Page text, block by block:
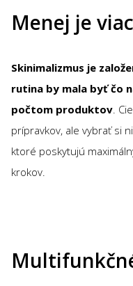
Menej je viac
Skinimalizmus je
rutina by mala byť čo
počtom produktov .
prípravkov, ale vybrať si
ktoré poskytujú
krokov.